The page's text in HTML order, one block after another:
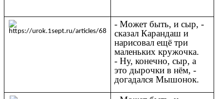
- Может быть, и сыр, -
сказал Карандаш и
нарисовал ещё три
маленьких кружочка.
- Ну, конечно, сыр, а
это дырочки в нём, -
догадался Мышонок.